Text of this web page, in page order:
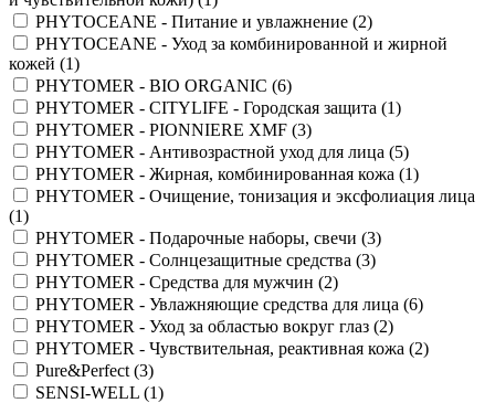
PHYTOCEANE - Питание и увлажнение (2)
PHYTOCEANE - Уход за комбинированной и жирной
кожей (1)
PHYTOMER - BIO ORGANIC (6)
PHYTOMER - CITYLIFE - Городская защита (1)
PHYTOMER - PIONNIERE XMF (3)
PHYTOMER - Антивозрастной уход для лица (5)
PHYTOMER - Жирная, комбинированная кожа (1)
PHYTOMER - Очищение, тонизация и эксфолиация лица
(1)
PHYTOMER - Подарочные наборы, свечи (3)
PHYTOMER - Солнцезащитные средства (3)
PHYTOMER - Средства для мужчин (2)
PHYTOMER - Увлажняющие средства для лица (6)
PHYTOMER - Уход за областью вокруг глаз (2)
PHYTOMER - Чувствительная, реактивная кожа (2)
Pure&Perfect (3)
SENSI-WELL (1)